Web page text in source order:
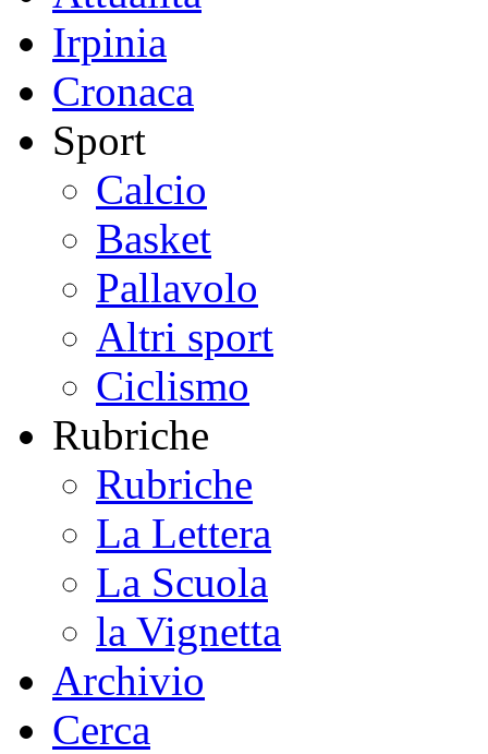
Irpinia
Cronaca
Sport
Calcio
Basket
Pallavolo
Altri sport
Ciclismo
Rubriche
Rubriche
La Lettera
La Scuola
la Vignetta
Archivio
Cerca